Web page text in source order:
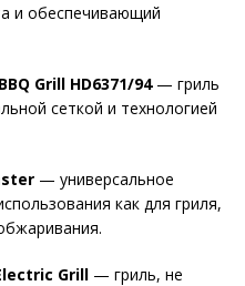
и обеспечивающий
Grill HD6371/94— гриль
сеткой и технологией
— универсальное
как для гриля,
Grill — гриль, не